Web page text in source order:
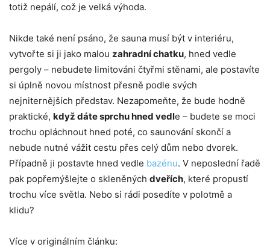
totiž nepálí, což je velká výhoda.
Nikde také není psáno, že sauna musí být v interiéru,
vytvořte si ji jako malou zahradní chatku, hned vedle
pergoly – nebudete limitováni čtyřmi stěnami, ale postavíte
si úplně novou místnost přesně podle svých
nejniternějších představ. Nezapomeňte, že bude hodně
praktické, když dáte sprchu hned vedle – budete se moci
trochu opláchnout hned poté, co saunování skončí a
nebude nutné vážit cestu přes celý dům nebo dvorek.
Případně ji postavte hned vedle bazénu. V neposlední řadě
pak popřemýšlejte o skleněných dveřích, které propustí
trochu více světla. Nebo si rádi posedíte v polotmě a
klidu?
Více v originálním článku: